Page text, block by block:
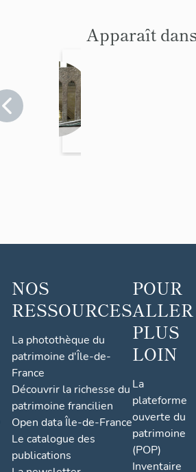
Apparaît
NOS
RESSOURCES
La photothèque du
patrimoine d'Île-de-
France
Découvrir la richesse du
patrimoine francilien
Open data Île-de-France
Le catalogue des
publications
POUR
ALLER
PLUS
LOIN
La
plateforme
ouverte du
patrimoine
(POP)
Inventaire